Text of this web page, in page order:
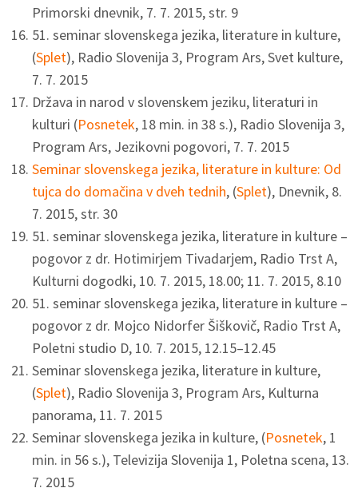
Primorski dnevnik, 7. 7. 2015, str. 9
51. seminar slovenskega jezika, literature in kulture,
(Splet), Radio Slovenija 3, Program Ars, Svet kulture,
7. 7. 2015
Država in narod v slovenskem jeziku, literaturi in
kulturi (Posnetek, 18 min. in 38 s.), Radio Slovenija 3,
Program Ars, Jezikovni pogovori, 7. 7. 2015
Seminar slovenskega jezika, literature in kulture: Od
tujca do domačina v dveh tednih, (Splet), Dnevnik, 8.
7. 2015, str. 30
51. seminar slovenskega jezika, literature in kulture –
pogovor z dr. Hotimirjem Tivadarjem, Radio Trst A,
Kulturni dogodki, 10. 7. 2015, 18.00; 11. 7. 2015, 8.10
51. seminar slovenskega jezika, literature in kulture –
pogovor z dr. Mojco Nidorfer Šiškovič, Radio Trst A,
Poletni studio D, 10. 7. 2015, 12.15–12.45
Seminar slovenskega jezika, literature in kulture,
(Splet), Radio Slovenija 3, Program Ars, Kulturna
panorama, 11. 7. 2015
Seminar slovenskega jezika in kulture, (Posnetek, 1
min. in 56 s.), Televizija Slovenija 1, Poletna scena, 13.
7. 2015